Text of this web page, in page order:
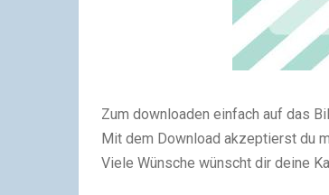
Zum downloaden einfach auf das
Mit dem Download akzeptierst du
Viele Wünsche wünscht dir deine